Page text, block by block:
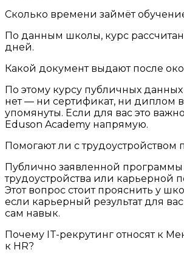
Сколько времени займёт
По данным школы, курс рассчитан
дней.
Какой документ выдают после
По этому курсу публичных
нет — ни сертификат, ни диплом
упомянуты. Если для вас это
Eduson Academy напрямую.
Помогают ли с трудоустройством
Публично заявленной программы
трудоустройства или карьерной
Этот вопрос стоит прояснить у
если карьерный результат для
сам навык.
Почему IT-рекрутинг относят к
к HR?